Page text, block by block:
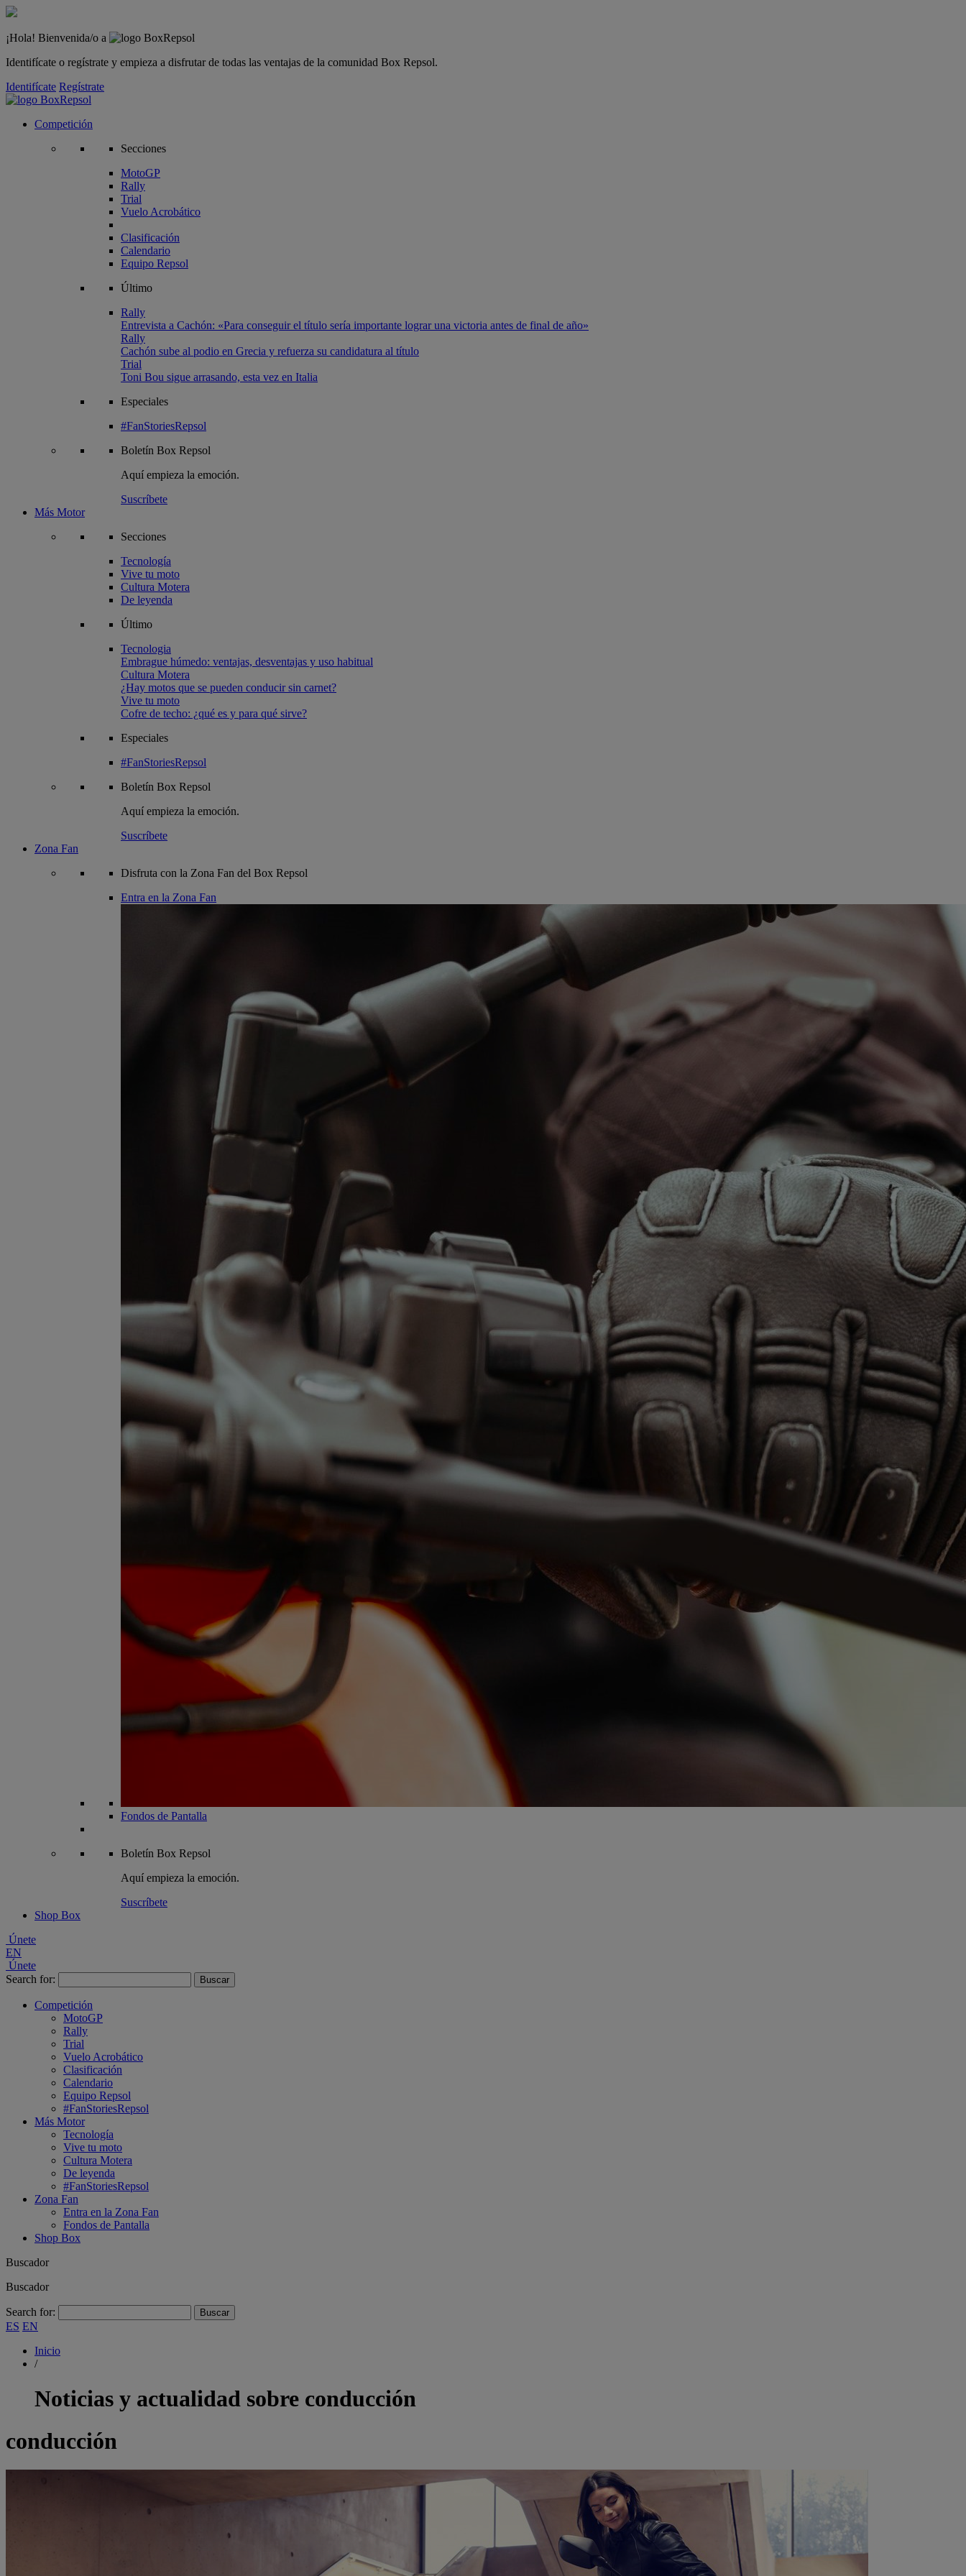
¡Hola! Bienvenida/o a
Identifícate o regístrate y empieza a disfrutar de todas las ventajas de la comunidad Box Repsol.
Identifícate Regístrate
Competición
Secciones
MotoGP
Rally
Trial
Vuelo Acrobático
Clasificación
Calendario
Equipo Repsol
Último
Rally
Entrevista a Cachón: «Para conseguir el título sería importante lograr una victoria antes de final de año»
Rally
Cachón sube al podio en Grecia y refuerza su candidatura al título
Trial
Toni Bou sigue arrasando, esta vez en Italia
Especiales
#FanStoriesRepsol
Boletín Box Repsol
Aquí empieza la emoción.
Suscríbete
Más Motor
Secciones
Tecnología
Vive tu moto
Cultura Motera
De leyenda
Último
Tecnologia
Embrague húmedo: ventajas, desventajas y uso habitual
Cultura Motera
¿Hay motos que se pueden conducir sin carnet?
Vive tu moto
Cofre de techo: ¿qué es y para qué sirve?
Especiales
#FanStoriesRepsol
Boletín Box Repsol
Aquí empieza la emoción.
Suscríbete
Zona Fan
Disfruta con la Zona Fan del Box Repsol
Entra en la Zona Fan
Fondos de Pantalla
Boletín Box Repsol
Aquí empieza la emoción.
Suscríbete
Shop Box
Únete
EN
Únete
Search for:
Competición
MotoGP
Rally
Trial
Vuelo Acrobático
Clasificación
Calendario
Equipo Repsol
#FanStoriesRepsol
Más Motor
Tecnología
Vive tu moto
Cultura Motera
De leyenda
#FanStoriesRepsol
Zona Fan
Entra en la Zona Fan
Fondos de Pantalla
Shop Box
Buscador
Buscador
Search for:
ES EN
Inicio
/
Noticias y actualidad sobre conducción
conducción